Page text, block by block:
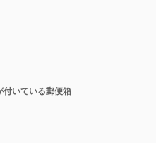
付いている郵便箱